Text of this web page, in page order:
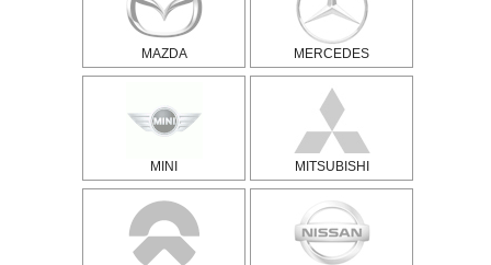
MAZDA MERCEDES
MINI MITSUBISHI